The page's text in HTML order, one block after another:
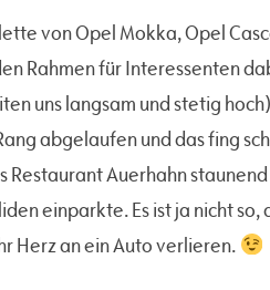
von Opel Mokka, Opel
Rahmen für Interessenten
uns langsam und stetig
abgelaufen und das fing
Restaurant Auerhahn
einparkte. Es ist ja nicht so,
Herz an ein Auto verlieren.